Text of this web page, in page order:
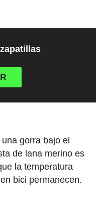
gorra bajo el
de lana merino es
la temperatura
bici permanecen.